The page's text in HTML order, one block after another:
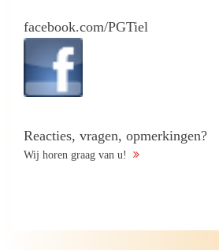
facebook.com/PGTiel
Reacties, vragen, opmerkingen?
Wij horen graag van u!